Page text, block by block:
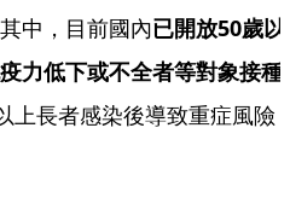
其中，目前國內已開放50歲以
力低下或不全者等對象接種
上長者感染後導致重症風險